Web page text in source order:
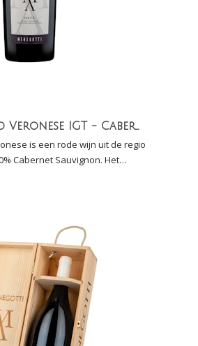
Oltà Rosso Veronese IGT - Cabernet Sauvignon
is een rode wijn uit de regio
Cabernet Sauvignon. Het
een zachte, ronde smaak